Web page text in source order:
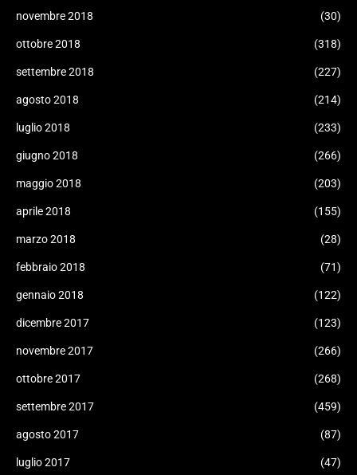
novembre 2018 (30)
ottobre 2018 (318)
settembre 2018 (227)
agosto 2018 (214)
luglio 2018 (233)
giugno 2018 (266)
maggio 2018 (203)
aprile 2018 (155)
marzo 2018 (28)
febbraio 2018 (71)
gennaio 2018 (122)
dicembre 2017 (123)
novembre 2017 (266)
ottobre 2017 (268)
settembre 2017 (459)
agosto 2017 (87)
luglio 2017 (47)